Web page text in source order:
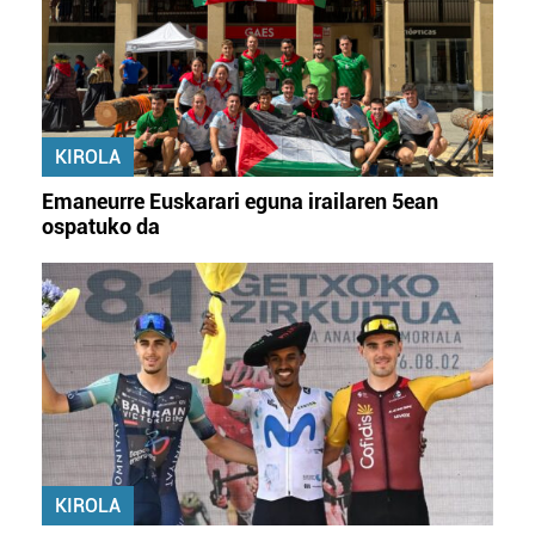
KIROLA
Emaneurre Euskarari eguna irailaren 5ean
ospatuko da
KIROLA